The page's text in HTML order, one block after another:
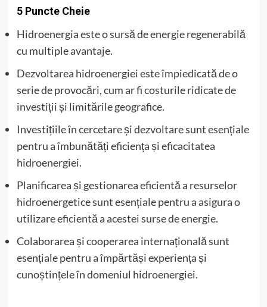
5 Puncte Cheie
Hidroenergia este o sursă de energie regenerabilă
cu multiple avantaje.
Dezvoltarea hidroenergiei este împiedicată de o
serie de provocări, cum ar fi costurile ridicate de
investiții și limitările geografice.
Investițiile în cercetare și dezvoltare sunt esențiale
pentru a îmbunătăți eficiența și eficacitatea
hidroenergiei.
Planificarea și gestionarea eficientă a resurselor
hidroenergetice sunt esențiale pentru a asigura o
utilizare eficientă a acestei surse de energie.
Colaborarea și cooperarea internațională sunt
esențiale pentru a împărtăși experiența și
cunoștințele în domeniul hidroenergiei.